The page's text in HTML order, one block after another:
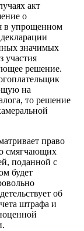
акт
о
в упрощенном
значимых
участия
решение.
на
то решение
право
о смягчающих
поданной с
будет
об
штрафа и